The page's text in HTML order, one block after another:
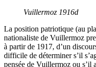
Vuillermoz 1916d
La position patriotique (au
nationaliste de Vuillermoz
à partir de 1917, d’un
difficile de déterminer s’il
pensée de Vuillermoz ou s’il